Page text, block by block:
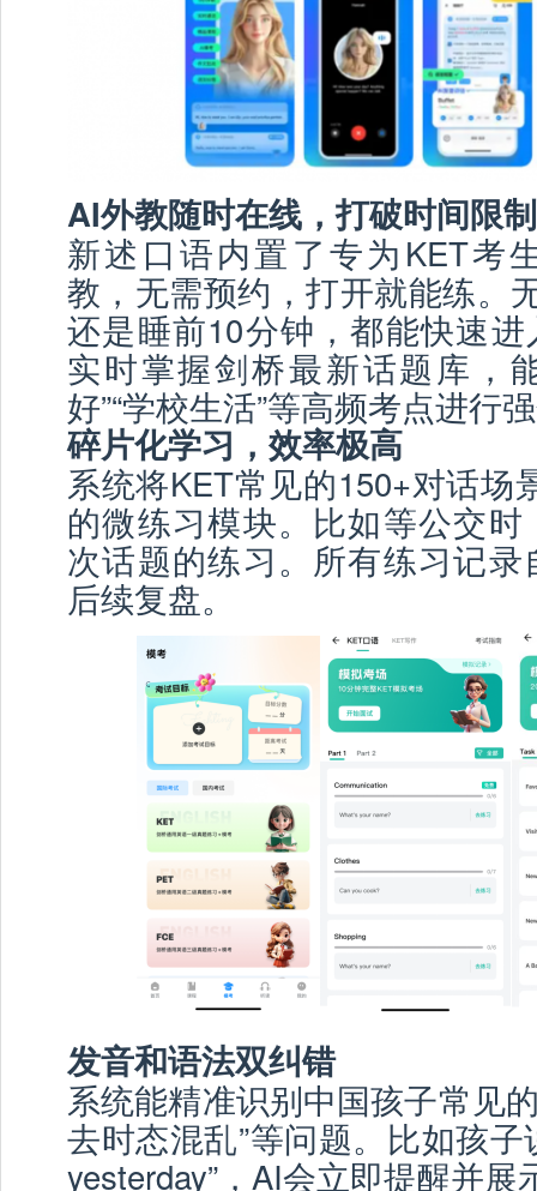
AI外教随时在线，打破时间限制
新述口语内置了专为KET考
教，无需预约，打开就能练。
还是睡前10分钟，都能快速
实时掌握剑桥最新话题库，
好”“学校生活”等高频考点进行
碎片化学习，效率极高
系统将KET常见的150+对话场
的微练习模块。比如等公交
次话题的练习。所有练习记
后续复盘。
发音和语法双纠错
系统能精准识别中国孩子常见
去时态混乱”等问题。比如孩子
yesterday”，AI会立即提醒并展